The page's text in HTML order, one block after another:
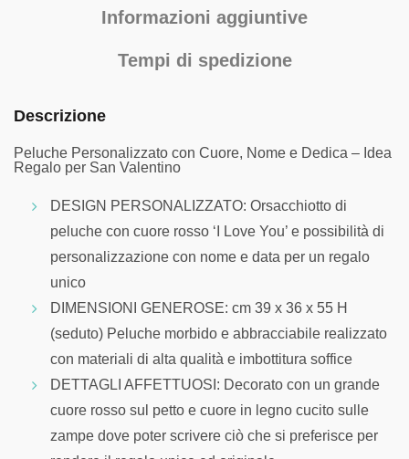
Informazioni aggiuntive
Tempi di spedizione
Descrizione
Peluche Personalizzato con Cuore, Nome e Dedica – Idea
Regalo per San Valentino
DESIGN PERSONALIZZATO: Orsacchiotto di
peluche con cuore rosso ‘I Love You’ e possibilità di
personalizzazione con nome e data per un regalo
unico
DIMENSIONI GENEROSE: cm 39 x 36 x 55 H
(seduto) Peluche morbido e abbracciabile realizzato
con materiali di alta qualità e imbottitura soffice
DETTAGLI AFFETTUOSI: Decorato con un grande
cuore rosso sul petto e cuore in legno cucito sulle
zampe dove poter scrivere ciò che si preferisce per